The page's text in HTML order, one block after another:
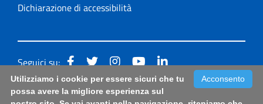
Dichiarazione di accessibilità
Seguici su:
Accessibilità: form di segnalazione di prima istanza per
Acconsento
Utilizziamo i cookie per essere sicuri che tu
possa avere la migliore esperienza sul